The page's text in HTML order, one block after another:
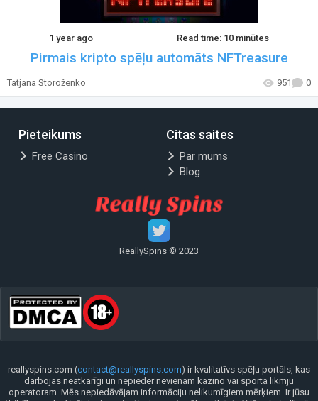
1 year ago Read time: 10 minūtes
Pirmais kripto spēļu automāts NFTreasure
Tatjana Storoženko 951 0
Pieteikums
Free Casino
Citas saites
Par mums
Blog
ReallySpins © 2023
reallyspins.com (contact@reallyspins.com) ir kvalitatīvs spēļu portāls, kas
darbojas neatkarīgi un nepieder nevienam kazino vai sporta likmju
operatoram. Mēs nepiedāvājam informāciju nelikumīgiem mērķiem. Ir jūsu